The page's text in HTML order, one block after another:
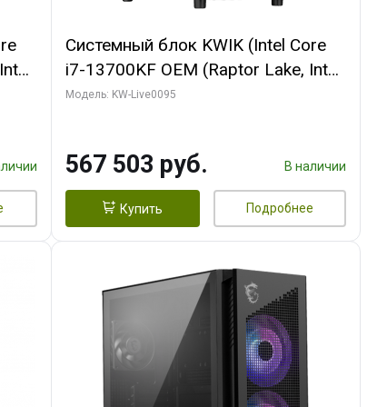
Системный блок KWIK (Intel Core
i7-13700KF OEM (Raptor Lake, Intel
7, C16 8EC/8PC/ 32 ГБ ОЗУ (2
Turbo/ 512 ГБ SSD)
Модель: KW-Live0095
567 503 руб. В наличии
Купить Подробнее